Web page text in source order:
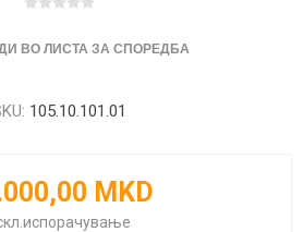
ВО ЛИСТА ЗА СПОРЕДБА
105.10.101.01
MKD
испорачување